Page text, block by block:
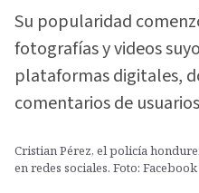
Su popularidad
fotografías y videos
plataformas digitales,
comentarios de
Cristian Pérez, el policía
en redes sociales. Foto: Facebook